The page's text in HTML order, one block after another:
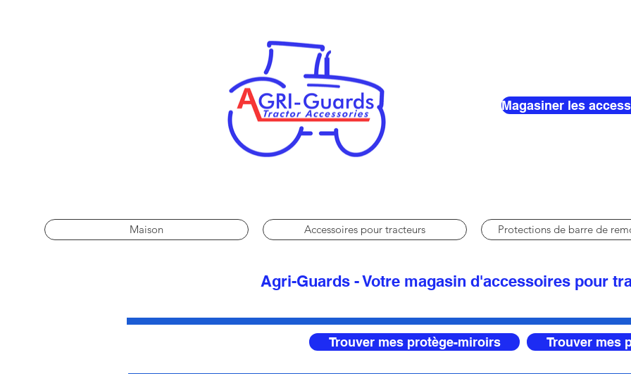
Magasiner les
Maison Accessoires pour tracteurs Protections de barre de
Agri-Guards - Votre magasin d'accessoires pour
Trouver mes protège-miroirs Trouver mes